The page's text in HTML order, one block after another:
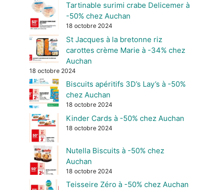
Tartinable surimi crabe Delicemer à
-50% chez Auchan
18 octobre 2024
St Jacques à la bretonne riz
carottes crème Marie à -34% chez
Auchan
18 octobre 2024
Biscuits apéritifs 3D’s Lay’s à -50%
chez Auchan
18 octobre 2024
Kinder Cards à -50% chez Auchan
18 octobre 2024
Nutella Biscuits à -50% chez
Auchan
18 octobre 2024
Teisseire Zéro à -50% chez Auchan